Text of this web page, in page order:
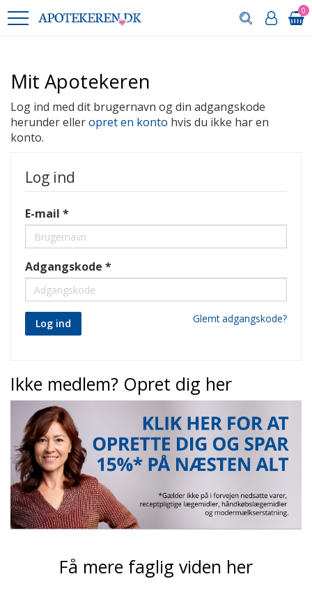
0
Mit Apotekeren
Log ind med dit brugernavn og din adgangskode
herunder elleropret en konto hvis du ikke har en
konto.
Log ind
E-mail
Adgangskode
Log ind Glemt adgangskode?
Ikke medlem? Opret dig her
Få mere faglig viden her